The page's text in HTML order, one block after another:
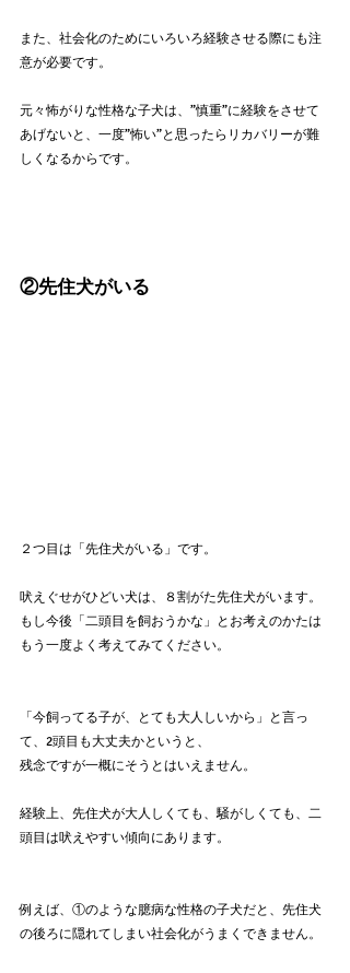
また、社会化のためにいろいろ経験させる際にも注
意が必要です。
元々怖がりな性格な子犬は、”慎重”に経験をさせて
あげないと、一度”怖い”と思ったらリカバリーが難
しくなるからです。
②先住犬がいる
２つ目は「先住犬がいる」です。
吠えぐせがひどい犬は、８割がた先住犬がいます。
もし今後「二頭目を飼おうかな」とお考えのかたは
もう一度よく考えてみてください。
「今飼ってる子が、とても大人しいから」と言っ
て、2頭目も大丈夫かというと、
残念ですが一概にそうとはいえません。
経験上、先住犬が大人しくても、騒がしくても、二
頭目は吠えやすい傾向にあります。
例えば、①のような臆病な性格の子犬だと、先住犬
の後ろに隠れてしまい社会化がうまくできません。